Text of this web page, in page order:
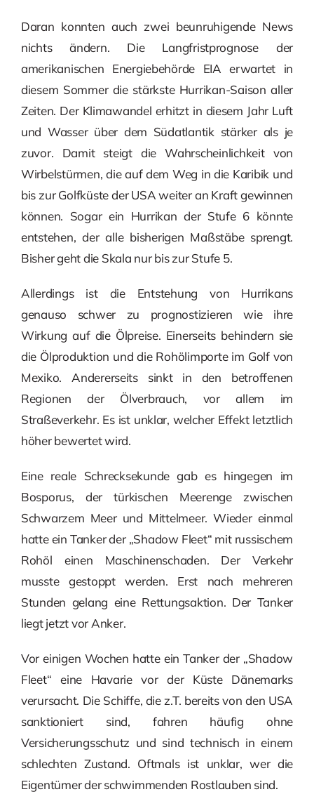
Daran konnten auch zwei beunruhigende News
nichts ändern. Die Langfristprognose der
amerikanischen Energiebehörde EIA erwartet in
diesem Sommer die stärkste Hurrikan-Saison aller
Zeiten. Der Klimawandel erhitzt in diesem Jahr Luft
und Wasser über dem Südatlantik stärker als je
zuvor. Damit steigt die Wahrscheinlichkeit von
Wirbelstürmen, die auf dem Weg in die Karibik und
bis zur Golfküste der USA weiter an Kraft gewinnen
können. Sogar ein Hurrikan der Stufe 6 könnte
entstehen, der alle bisherigen Maßstäbe sprengt.
Bisher geht die Skala nur bis zur Stufe 5.
Allerdings ist die Entstehung von Hurrikans
genauso schwer zu prognostizieren wie ihre
Wirkung auf die Ölpreise. Einerseits behindern sie
die Ölproduktion und die Rohölimporte im Golf von
Mexiko. Andererseits sinkt in den betroffenen
Regionen der Ölverbrauch, vor allem im
Straßeverkehr. Es ist unklar, welcher Effekt letztlich
höher bewertet wird.
Eine reale Schrecksekunde gab es hingegen im
Bosporus, der türkischen Meerenge zwischen
Schwarzem Meer und Mittelmeer. Wieder einmal
hatte ein Tanker der „Shadow Fleet“ mit russischem
Rohöl einen Maschinenschaden. Der Verkehr
musste gestoppt werden. Erst nach mehreren
Stunden gelang eine Rettungsaktion. Der Tanker
liegt jetzt vor Anker.
Vor einigen Wochen hatte ein Tanker der „Shadow
Fleet“ eine Havarie vor der Küste Dänemarks
verursacht. Die Schiffe, die z.T. bereits von den USA
sanktioniert sind, fahren häufig ohne
Versicherungsschutz und sind technisch in einem
schlechten Zustand. Oftmals ist unklar, wer die
Eigentümer der schwimmenden Rostlauben sind.